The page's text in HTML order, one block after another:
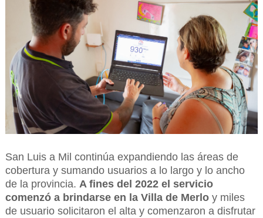
San Luis a Mil continúa expandiendo las áreas de
cobertura y sumando usuarios a lo largo y lo ancho
de la provincia. A fines del 2022 el servicio
comenzó a brindarse en la Villa de Merlo y miles
de usuario solicitaron el alta y comenzaron a disfrutar